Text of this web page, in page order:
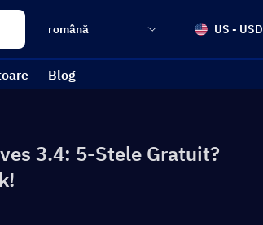
română US - USD
Blog
3.4: 5-Stele Gratuit?